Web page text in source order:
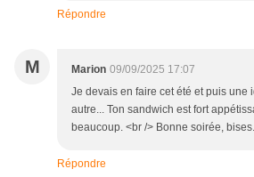
Répondre
M Marion 09/09/2025 17:07
Je devais en faire cet été et puis une
autre... Ton sandwich est fort
beaucoup. <br /> Bonne soirée, bises.
Répondre